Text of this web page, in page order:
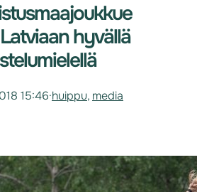
hyvällä
15:46·huippu, media